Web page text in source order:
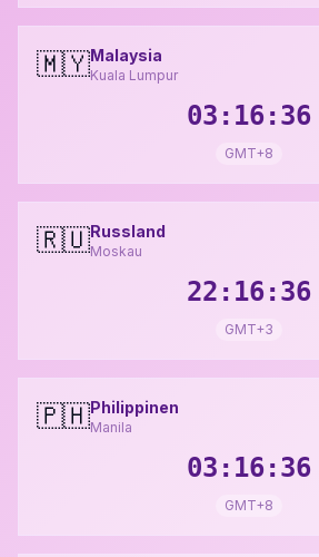
🇲🇾Malaysia
Kuala Lumpur
03:16:37
GMT+8
🇷🇺Russland
Moskau
22:16:37
GMT+3
🇵🇭Philippinen
Manila
03:16:37
GMT+8